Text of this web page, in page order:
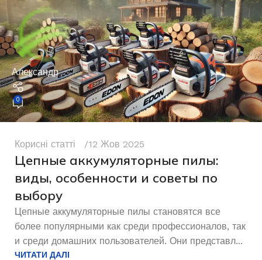
Александр
0
Корисні статті 12 Жов 2025
Цепные аккумуляторные пилы:
виды, особенности и советы по
выбору
Цепные аккумуляторные пилы становятся все
более популярными как среди профессионалов, так
и среди домашних пользователей. Они представл...
ЧИТАТИ ДАЛІ